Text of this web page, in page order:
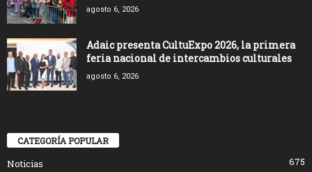
agosto 6, 2026
Adaic presenta CultuExpo 2026, la primera
feria nacional de intercambios culturales
agosto 6, 2026
CATEGORÍA POPULAR
Noticias
675